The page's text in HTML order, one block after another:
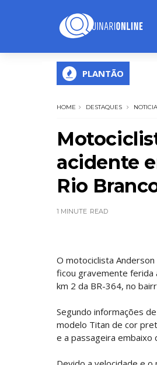
PLANTÃO
HOME DESTAQUES
acidente
Rio
1 MINUTE READ
O motociclista Anderson
ficou gravemente ferida
km 2 da BR-364, no
Segundo informações
modelo Titan de cor
e a passageira embaixo